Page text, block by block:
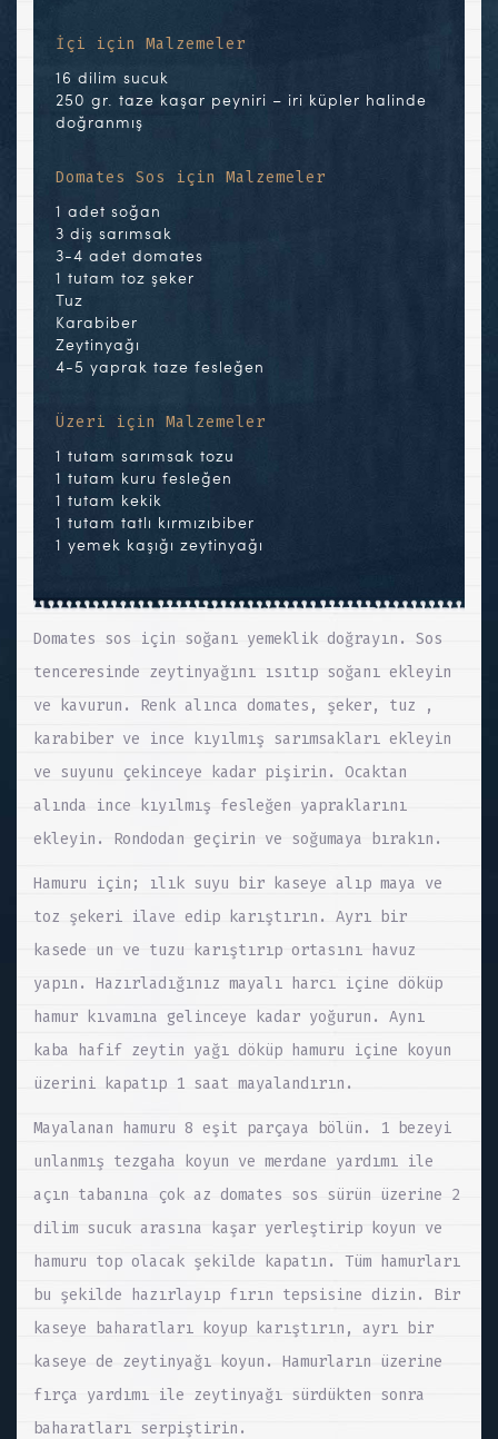
İçi için Malzemeler
16 dilim sucuk
250 gr. taze kaşar peyniri – iri küpler halinde
doğranmış
Domates Sos için Malzemeler
1 adet soğan
3 diş sarımsak
3-4 adet domates
1 tutam toz şeker
Tuz
Karabiber
Zeytinyağı
4-5 yaprak taze fesleğen
Üzeri için Malzemeler
1 tutam sarımsak tozu
1 tutam kuru fesleğen
1 tutam kekik
1 tutam tatlı kırmızıbiber
1 yemek kaşığı zeytinyağı
Domates sos için soğanı yemeklik doğrayın. Sos
tenceresinde zeytinyağını ısıtıp soğanı ekleyin
ve kavurun. Renk alınca domates, şeker, tuz ,
karabiber ve ince kıyılmış sarımsakları ekleyin
ve suyunu çekinceye kadar pişirin. Ocaktan
alında ince kıyılmış fesleğen yapraklarını
ekleyin. Rondodan geçirin ve soğumaya bırakın.
Hamuru için; ılık suyu bir kaseye alıp maya ve
toz şekeri ilave edip karıştırın. Ayrı bir
kasede un ve tuzu karıştırıp ortasını havuz
yapın. Hazırladığınız mayalı harcı içine döküp
hamur kıvamına gelinceye kadar yoğurun. Aynı
kaba hafif zeytin yağı döküp hamuru içine koyun
üzerini kapatıp 1 saat mayalandırın.
Mayalanan hamuru 8 eşit parçaya bölün. 1 bezeyi
unlanmış tezgaha koyun ve merdane yardımı ile
açın tabanına çok az domates sos sürün üzerine 2
dilim sucuk arasına kaşar yerleştirip koyun ve
hamuru top olacak şekilde kapatın. Tüm hamurları
bu şekilde hazırlayıp fırın tepsisine dizin. Bir
kaseye baharatları koyup karıştırın, ayrı bir
kaseye de zeytinyağı koyun. Hamurların üzerine
fırça yardımı ile zeytinyağı sürdükten sonra
baharatları serpiştirin.